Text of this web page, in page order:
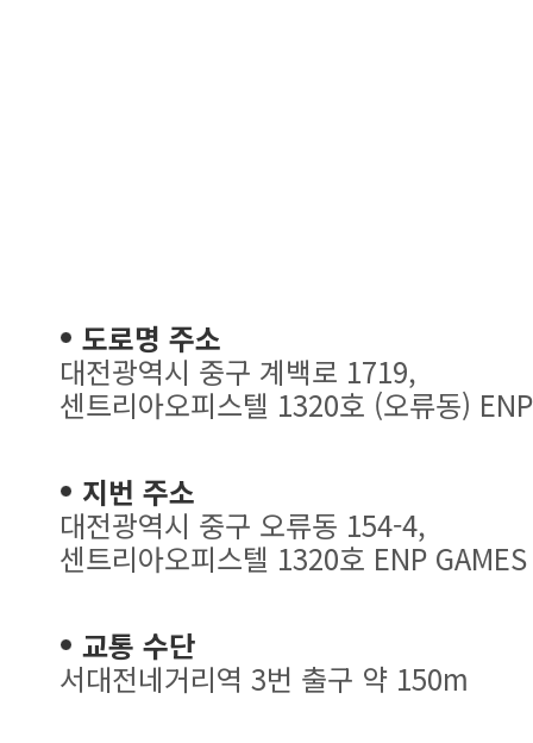
도로명 주소
대전광역시 중구 계백로 1719,
센트리아오피스텔 1320호 (오류동)
지번 주소
대전광역시 중구 오류동 154-4,
센트리아오피스텔 1320호 ENP GAMES
교통 수단
서대전네거리역 3번 출구 약 150m